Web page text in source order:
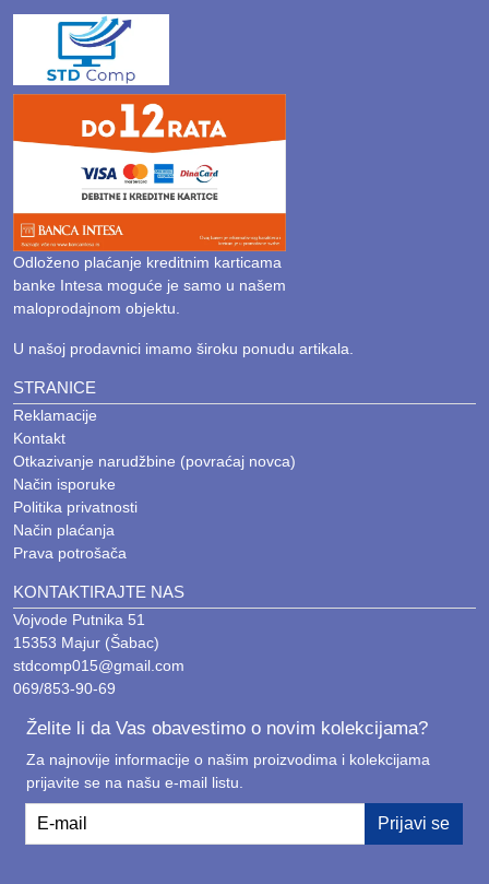
Odloženo plaćanje kreditnim karticama
banke Intesa moguće je samo u našem
maloprodajnom objektu.
U našoj prodavnici imamo široku ponudu artikala.
STRANICE
Reklamacije
Kontakt
Otkazivanje narudžbine (povraćaj novca)
Način isporuke
Politika privatnosti
Način plaćanja
Prava potrošača
KONTAKTIRAJTE NAS
Vojvode Putnika 51
15353 Majur (Šabac)
stdcomp015@gmail.com
069/853-90-69
Želite li da Vas obavestimo o novim kolekcijama?
Za najnovije informacije o našim proizvodima i kolekcijama
prijavite se na našu e-mail listu.
E-mail
Prijavi se